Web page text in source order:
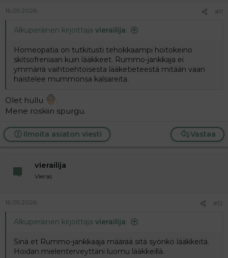
16.05.2026 #11
Alkuperäinen kirjoittaja vierailija:
Homeopatia on tutkitusti tehokkaampi hoitokeino
skitsofreniaan kuin lääkkeet. Rummo-jankkaja ei
ymmärrä vaihtoehtoisesta lääketieteestä mitään vaan
haistelee mummonsa kalsareita.
Olet hullu
.
Mene roskiin spurgu.
Vastaa
Ilmoita asiaton viesti
vierailija
Vieras
16.05.2026 #12
Alkuperäinen kirjoittaja vierailija:
Sinä et Rummo-jankkaaja määrää sitä syönkö lääkkeitä.
Hoidan mielenterveyttäni luomu lääkkeillä.